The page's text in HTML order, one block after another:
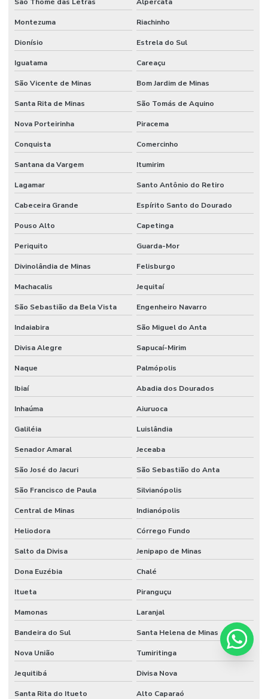
Montezuma Riachinho
Dionísio Estrela do Sul
Iguatama Careaçu
São Vicente de Minas Bom Jardim de Minas
Santa Rita de Minas São Tomás de Aquino
Nova Porteirinha Piracema
Conquista Comercinho
Santana da Vargem Itumirim
Lagamar Santo Antônio do Retiro
Cabeceira Grande Espírito Santo do Dourado
Pouso Alto Capetinga
Periquito Guarda-Mor
Divinolândia de Minas Felisburgo
Machacalis Jequitaí
São Sebastião da Bela Vista Engenheiro Navarro
Indaiabira São Miguel do Anta
Divisa Alegre Sapucaí-Mirim
Naque Palmópolis
Ibiaí Abadia dos Dourados
Inhaúma Aiuruoca
Galiléia Luislândia
Senador Amaral Jeceaba
São José do Jacuri São Sebastião do Anta
São Francisco de Paula Silvianópolis
Central de Minas Indianópolis
Heliodora Córrego Fundo
Salto da Divisa Jenipapo de Minas
Dona Euzébia Chalé
Itueta Piranguçu
Mamonas Laranjal
Bandeira do Sul Santa Helena de Minas
Nova União Tumiritinga
Jequitibá Divisa Nova
Santa Rita do Itueto Alto Caparaó